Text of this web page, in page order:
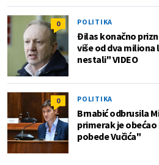
0 POLITIKA
Đilas konačno
više od dva
nestali" VIDEO
0 POLITIKA
Brnabić odbrusila
primerak je
pobede Vučića"